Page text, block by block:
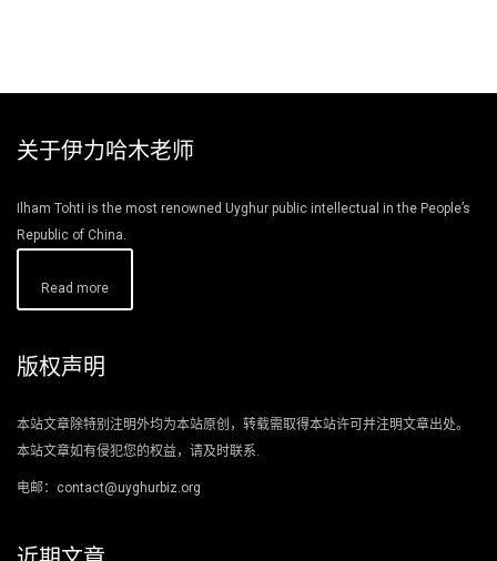
关于伊力哈木老师
Ilham Tohti is the most renowned Uyghur public intellectual in the People’s
Republic of China.
Read more
版权声明
本站文章除特别注明外均为本站原创，转载需取得本站许可并注明文章出处。
本站文章如有侵犯您的权益，请及时联系.
电邮：contact@uyghurbiz.org